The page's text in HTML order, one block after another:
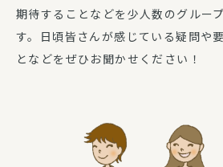
期待することなどを少人数のグルー
す。日頃皆さんが感じている疑問や
となどをぜひお聞かせください！